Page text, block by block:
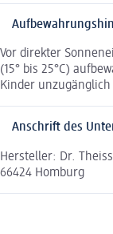
Vor direkter
(15° bis 25°C)
Kinder unzugänglich
Anschrift des
Hersteller: Dr.
66424 Homburg